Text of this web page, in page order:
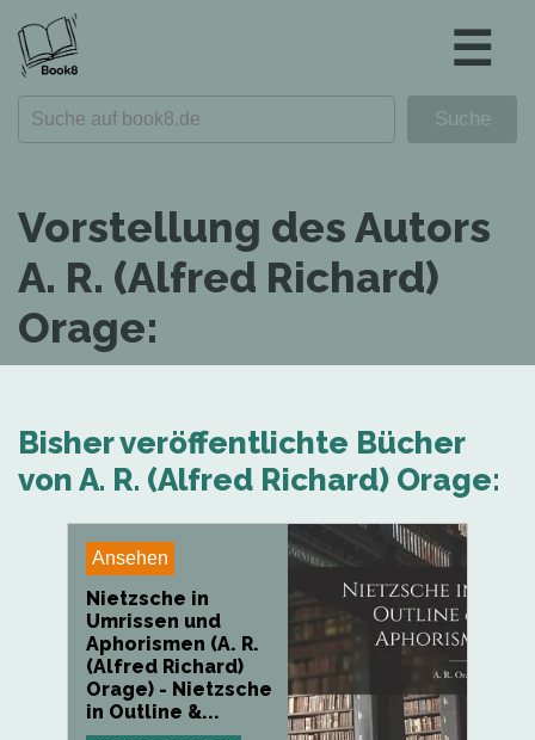
☰
Vorstellung des Autors
A. R. (Alfred Richard)
Orage:
Bisher veröffentlichte Bücher
von A. R. (Alfred Richard) Orage:
Ansehen
Nietzsche in
Umrissen und
Aphorismen (A. R.
(Alfred Richard)
Orage) - Nietzsche
in Outline &...